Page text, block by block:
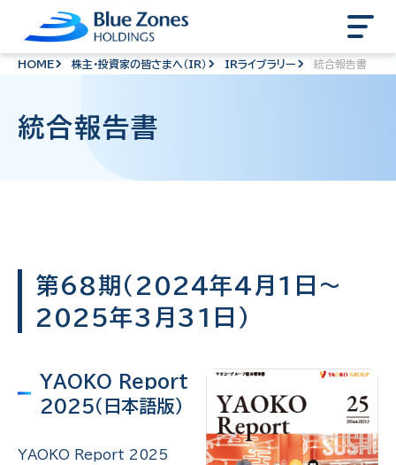
HOME 株主・投資家の皆さまへ（IR） IRライブラリー 統合報告書
統合報告書
第68期（2024年4月1日～
2025年3月31日）
YAOKO Report
2025（日本語版）
YAOKO Report 2025